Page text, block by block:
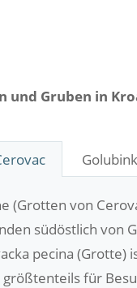
und Gruben in
(Grotten von
südöstlich von
pecina (Grotte)
für